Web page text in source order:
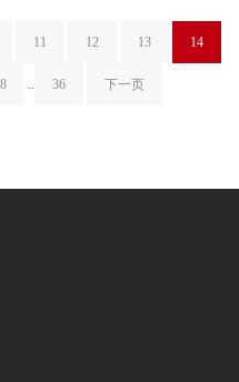
11 12 13 14
.. 36 下一页